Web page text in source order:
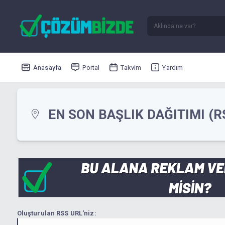
Anasayfa Portal Takvim Yardım
EN SON BAŞLIK DAĞITIMI
Oluşturulan RSS URL'niz: